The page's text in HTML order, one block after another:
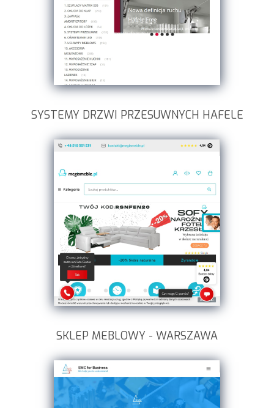
SYSTEMY DRZWI PRZESUWNYCH HAFELE
SKLEP MEBLOWY - WARSZAWA